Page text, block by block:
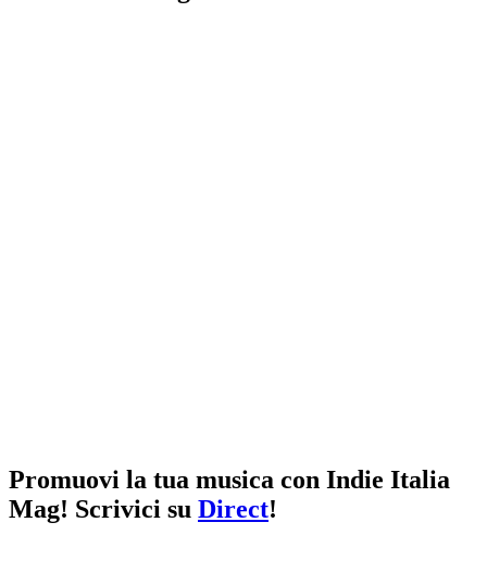
Promuovi la tua musica con Indie Italia
Mag! Scrivici su Direct!